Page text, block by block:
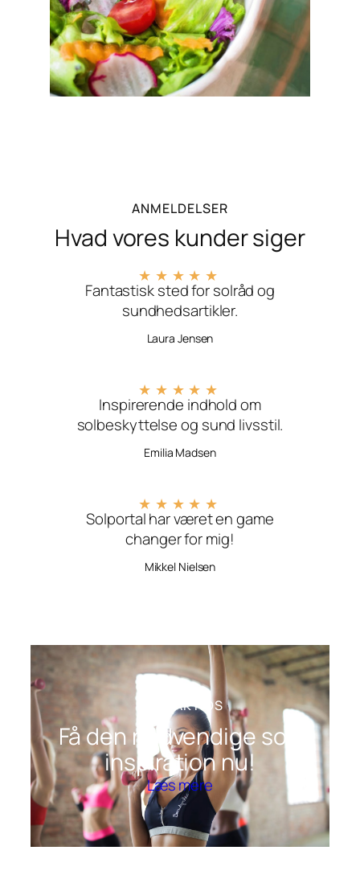
ANMELDELSER
Hvad vores kunder siger
★ ★ ★ ★ ★
Fantastisk sted for solråd og
sundhedsartikler.
Laura Jensen
★ ★ ★ ★ ★
Inspirerende indhold om
solbeskyttelse og sund livsstil.
Emilia Madsen
★ ★ ★ ★ ★
Solportal har været en game
changer for mig!
Mikkel Nielsen
KONTAKT OS
Få den nødvendige sol-
inspiration nu!
Læs mere